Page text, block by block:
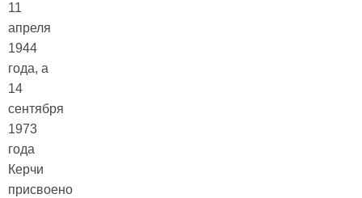
11
апреля
1944
года, а
14
сентября
1973
года
Керчи
присвоено